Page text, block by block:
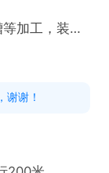
加工，装夹
排。
谢谢！